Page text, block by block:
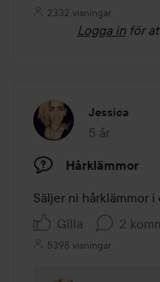
2332 visningar
Logga in för
Jessica
5 år
Inlägget
Hårklämmor
Säljer ni hårklämmor
Gilla
2
5398 visningar